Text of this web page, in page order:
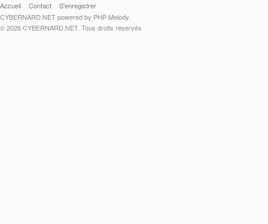
Accueil Contact
S'enregistrer
CYBERNARD.NET powered by PHP Melody.
© 2026 CYBERNARD.NET. Tous droits réservés